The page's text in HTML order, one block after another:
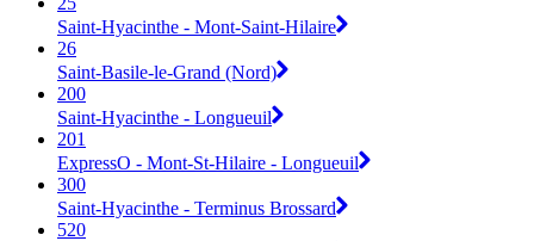
Saint-Hyacinthe - Mont-Saint-Hilaire
26
Saint-Basile-le-Grand (Nord)
200
Saint-Hyacinthe - Longueuil
201
ExpressO - Mont-St-Hilaire - Longueuil
300
Saint-Hyacinthe - Terminus Brossard
520